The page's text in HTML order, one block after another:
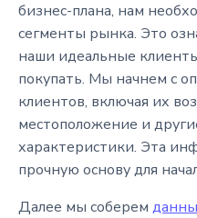
бизнес-плана, нам
сегменты рынка. Это
наши идеальные
покупать. Мы начнем с
клиентов, включая их
местоположение и
характеристики. Эта
прочную основу для
Далее мы соберем